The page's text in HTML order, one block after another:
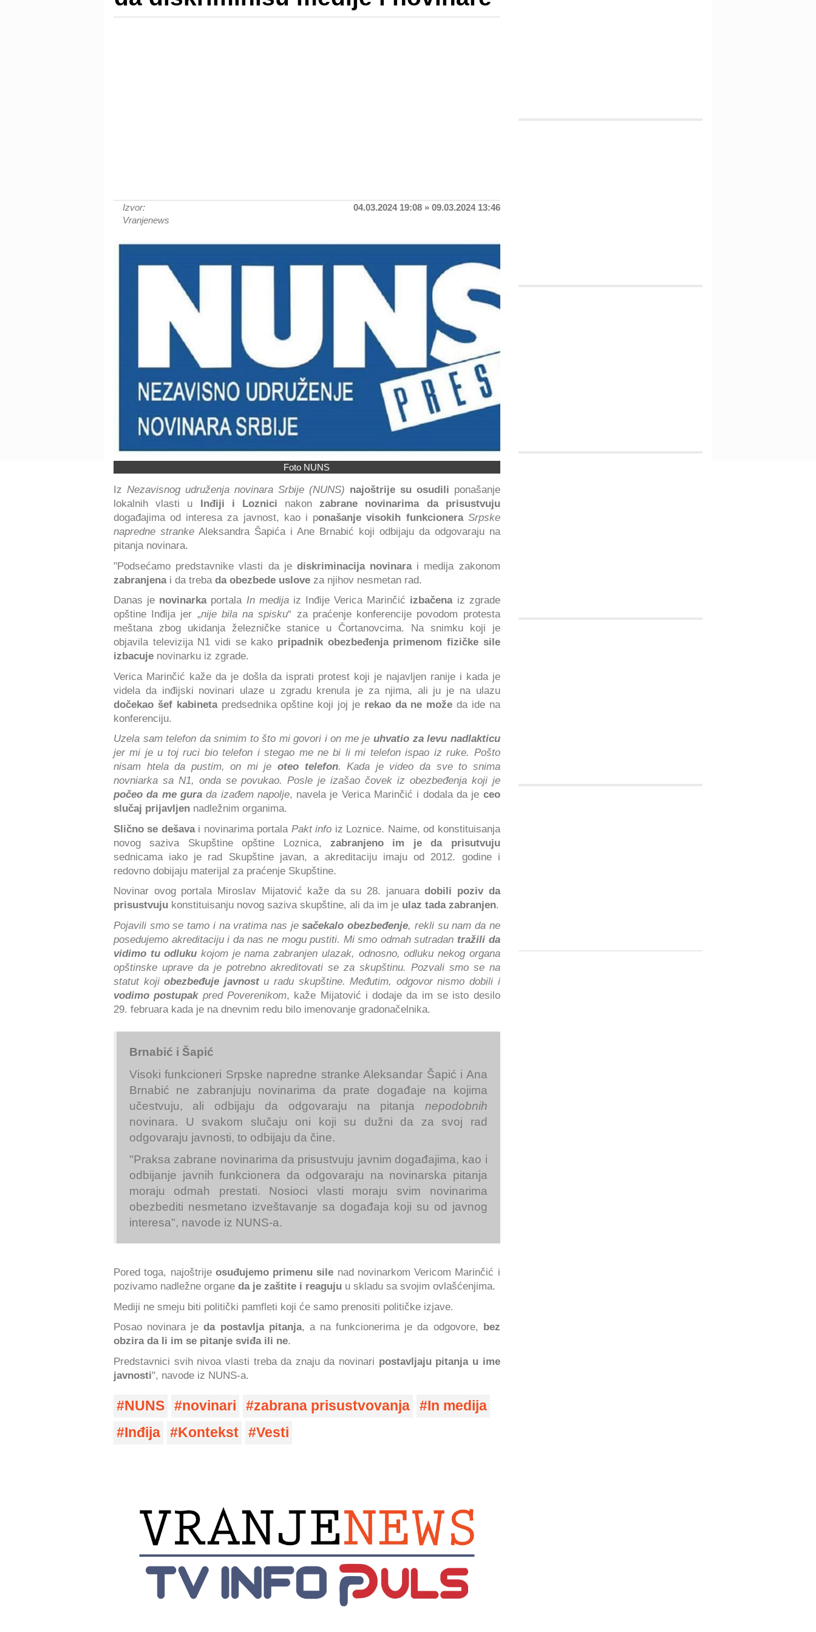
Izvor:
Vranjenews
04.03.2024 19:08 » 09.03.2024 13:46
Foto NUNS
Iz Nezavisnog udruženja novinara Srbije (NUNS) najoštrije su osudili ponašanje
lokalnih vlasti u Inđiji i Loznici nakonzabrane novinarima da prisustvuju
događajima od interesa za javnost, kao i ponašanje visokih funkcionera Srpske
napredne strankeAleksandra Šapića i Ane Brnabić koji odbijaju da odgovaraju na
pitanja novinara.
"Podsećamo predstavnike vlasti da je diskriminacija novinarai medija zakonom
zabranjenai da treba da obezbede uslove za njihov nesmetan rad.
Danas je novinarka portala In medijaiz Inđije Verica Marinčić izbačenaiz zgrade
opštine Inđija jer „nije bila na spisku“ za praćenje konferencije povodom protesta
meštana zbog ukidanja železničke stanice u Čortanovcima. Na snimku koji je
objavila televizija N1 vidi se kako pripadnik obezbeđenja primenom fizičke sile
izbacuje novinarku iz zgrade.
Verica Marinčić kaže da je došla da isprati protest koji je najavljen ranije i kada je
videla da inđijski novinari ulaze u zgradu krenula je za njima, ali ju je na ulazu
dočekao šef kabineta predsednika opštine koji joj je rekao da ne može da ide na
konferenciju.
Uzela sam telefon da snimim to što mi govori i on me jeuhvatio za levu nadlakticu
jer mi je u toj ruci bio telefon i stegao me ne bi li mi telefon ispao iz ruke. Pošto
nisam htela da pustim, on mi jeoteo telefon. Kada je video da sve to snima
novniarka sa N1, onda se povukao. Posle je izašao čovek iz obezbeđenja koji je
počeo da me gurada izađem napolje, navela je Verica Marinčić i dodala da je ceo
slučaj prijavljen nadležnim organima.
Slično se dešavai novinarima portala Pakt info iz Loznice. Naime, od konstituisanja
novog saziva Skupštine opštine Loznica,zabranjeno im je da prisutvuju
sednicama iako je rad Skupštine javan, a akreditaciju imaju od 2012. godine i
redovno dobijaju materijal za praćenje Skupštine.
Novinar ovog portala Miroslav Mijatović kaže da su 28. januaradobili poziv da
prisustvuju konstituisanju novog saziva skupštine, ali da im je ulaz tada zabranjen.
Pojavili smo se tamo i na vratima nas jesačekalo obezbeđenje, rekli su nam da ne
posedujemo akreditaciju i da nas ne mogu pustiti. Mi smo odmah sutradan tražili da
vidimo tu odluku kojom je nama zabranjen ulazak, odnosno, odluku nekog organa
opštinske uprave da je potrebno akreditovati se za skupštinu. Pozvali smo se na
statut kojiobezbeđuje javnostu radu skupštine. Međutim, odgovor nismo dobili i
vodimo postupakpred Poverenikom, kaže Mijatović i dodaje da im se isto desilo
29. februara kada je na dnevnim redu bilo imenovanje gradonačelnika.
Brnabić i Šapić
Visoki funkcioneri Srpske napredne stranke Aleksandar Šapić i Ana
Brnabić ne zabranjuju novinarima da prate događaje na kojima
učestvuju, ali odbijaju da odgovaraju na pitanja nepodobnih
novinara. U svakom slučaju oni koji su dužni da za svoj rad
odgovaraju javnosti, to odbijaju da čine.
"Praksa zabrane novinarima da prisustvuju javnim događajima, kao i
odbijanje javnih funkcionera da odgovaraju na novinarska pitanja
moraju odmah prestati. Nosioci vlasti moraju svim novinarima
obezbediti nesmetano izveštavanje sa događaja koji su od javnog
interesa", navode iz NUNS-a.
Pored toga, najoštrije osuđujemo primenu sile nad novinarkom Vericom Marinčić i
pozivamo nadležne organe da je zaštite i reaguju u skladu sa svojim ovlašćenjima.
Mediji ne smeju biti politički pamfleti koji će samo prenositi političke izjave.
Posao novinara jeda postavlja pitanja, a na funkcionerima je da odgovore,
bez
obzira da li im se pitanje sviđa ili ne.
Predstavnici svih nivoa vlasti treba da znaju da novinari postavljaju pitanja u ime
javnosti", navode iz NUNS-a.
NUNS novinari zabrana prisustvovanja
In medija
Inđija
Kontekst Vesti